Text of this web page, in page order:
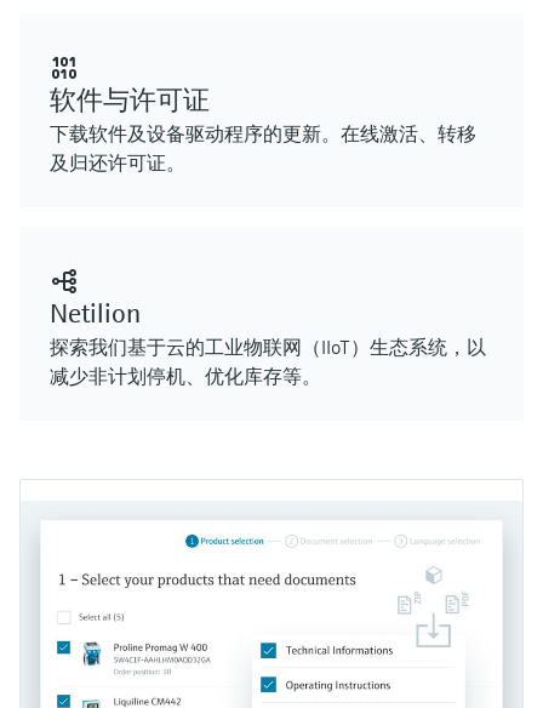
软件与许可证
下载软件及设备驱动程序的更新。在线激活、转移
及归还许可证。
Netilion
探索我们基于云的工业物联网（IIoT）生态系统，以
减少非计划停机、优化库存等。